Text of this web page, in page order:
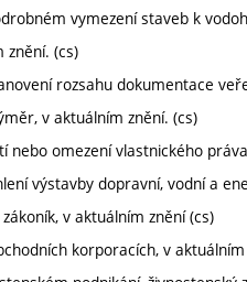
vymezení staveb k
znění. (cs)
rozsahu dokumentace
v aktuálním znění. (cs)
nebo omezení vlastnického
výstavby dopravní, vodní a
v aktuálním znění (cs)
korporacích, v aktuálním